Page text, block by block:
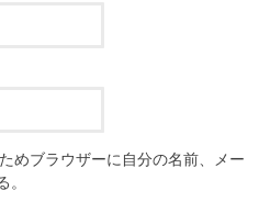
めブラウザーに自分の名前、メー
。